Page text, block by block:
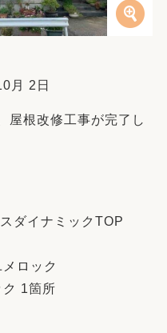
月 2日
屋根改修工事が完了し
ダイナミックTOP
ロック
ク 1箇所